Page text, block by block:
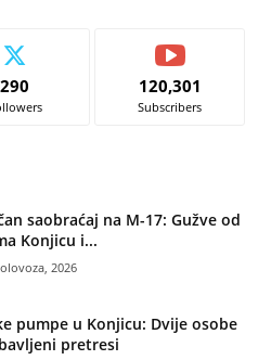
290 120,301
Subscribers
saobraćaj na M-17: Gužve od
Konjicu i...
2026
pumpe u Konjicu: Dvije osobe
pretresi